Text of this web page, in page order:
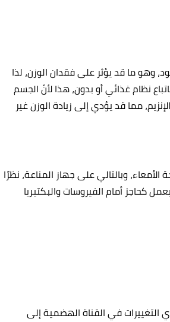
وهو ما قد يؤثر على فقدان الوزن، لذا
نظام غذائي أو بدون، هذا لأنّ الجسم
مما قد يؤدي إلى زيادة الوزن غير
وبالتالي على جهاز المناعة، نظرًا
الجهاز المناعي، ويعمل كحاجز أمام الفيروسات والبكتيريا
التغييرات في القناة الهضمية إلى